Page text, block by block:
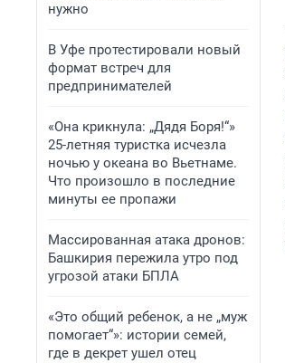
нужно
В Уфе протестировали новый
формат встреч для
предпринимателей
«Она крикнула: „Дядя Боря!“»
25-летняя туристка исчезла
ночью у океана во Вьетнаме.
Что произошло в последние
минуты ее пропажи
Массированная атака дронов:
Башкирия пережила утро под
угрозой атаки БПЛА
«Это общий ребенок, а не „муж
помогает“»: истории семей,
где в декрет ушел отец